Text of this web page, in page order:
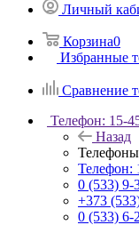
Личный
Корзина0
Избранные
Сравнение
Телефон: 15-
Назад
Телефоны
Телефон:
0 (533) 9-
+373
0 (533) 6-